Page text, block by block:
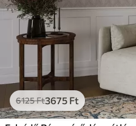
6125Ft3675 Ft